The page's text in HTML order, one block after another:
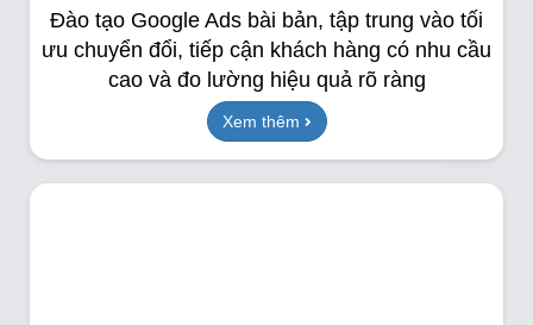
Đào tạo Google Ads bài bản, tập trung vào tối
ưu chuyển đổi, tiếp cận khách hàng có nhu cầu
cao và đo lường hiệu quả rõ ràng
Xem thêm